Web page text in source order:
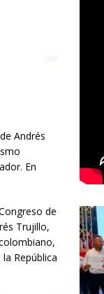
Andrés
En
de
Trujillo,
República